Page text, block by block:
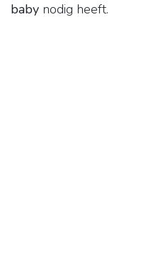
baby nodig heeft.